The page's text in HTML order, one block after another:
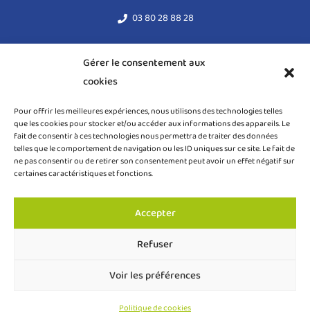
Gérer le consentement aux
cookies
Pour offrir les meilleures expériences, nous utilisons des technologies telles
que les cookies pour stocker et/ou accéder aux informations des appareils. Le
fait de consentir à ces technologies nous permettra de traiter des données
telles que le comportement de navigation ou les ID uniques sur ce site. Le fait de
ne pas consentir ou de retirer son consentement peut avoir un effet négatif sur
certaines caractéristiques et fonctions.
Accepter
Refuser
Voir les préférences
Politique de cookies
03 80 28 88 28
Règlement général sur la protection des données (RGPD)
Politique de cookies (UE)
COPYRIGHT ACODEGE © 2024 – TOUS DROITS RÉSERVÉS